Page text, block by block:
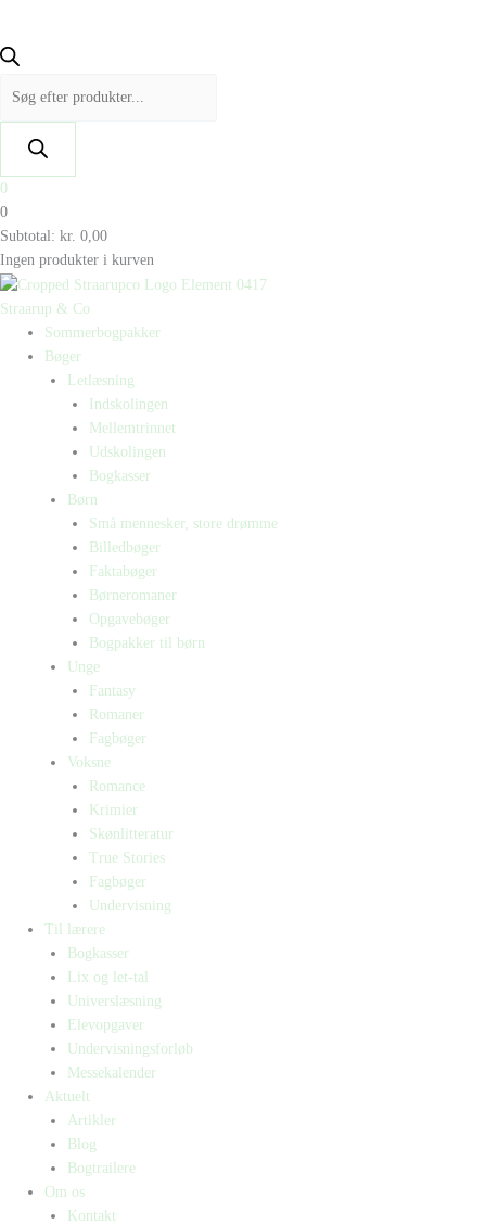
0
0
Subtotal: kr. 0,00
Ingen produkter i kurven
Straarup & Co
Sommerbogpakker
Bøger
Letlæsning
Indskolingen
Mellemtrinnet
Udskolingen
Bogkasser
Børn
Små mennesker, store drømme
Billedbøger
Faktabøger
Børneromaner
Opgavebøger
Bogpakker til børn
Unge
Fantasy
Romaner
Fagbøger
Voksne
Romance
Krimier
Skønlitteratur
True Stories
Fagbøger
Undervisning
Til lærere
Bogkasser
Lix og let-tal
Universlæsning
Elevopgaver
Undervisningsforløb
Messekalender
Aktuelt
Artikler
Blog
Bogtrailere
Om os
Kontakt